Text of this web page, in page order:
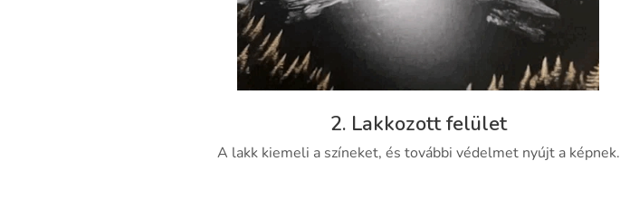
2. Lakkozott felület
A lakk kiemeli a színeket, és további védelmet nyújt a képnek.